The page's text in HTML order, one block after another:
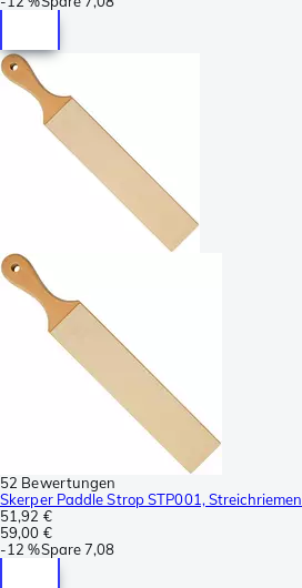
52 Bewertungen
Skerper Paddle Strop STP001, Streichriemen
51,92 €
59,00 €
-12 %Spare7,08